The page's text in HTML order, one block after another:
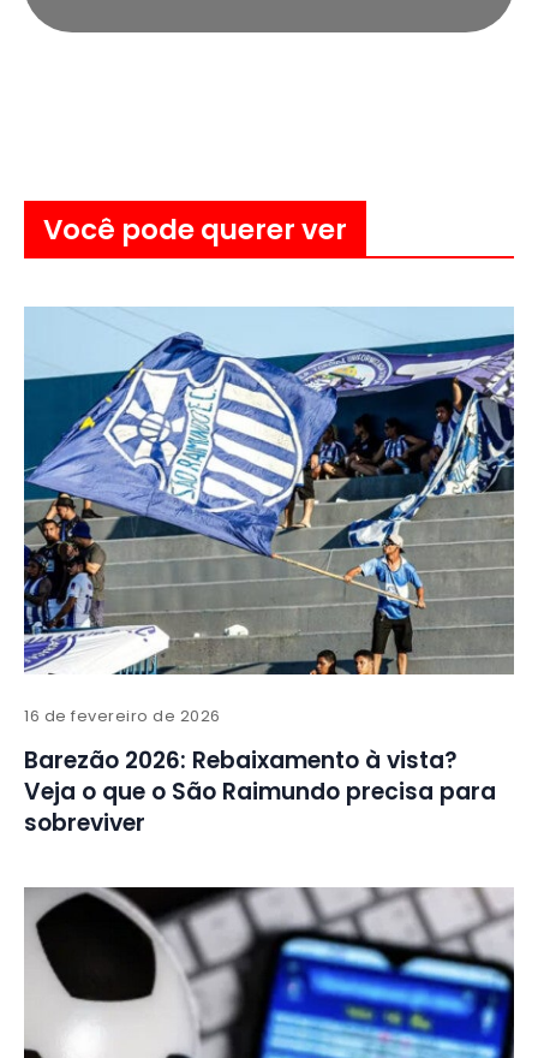
Você pode querer ver
16 de fevereiro de 2026
Barezão 2026: Rebaixamento à vista?
Veja o que o São Raimundo precisa para
sobreviver